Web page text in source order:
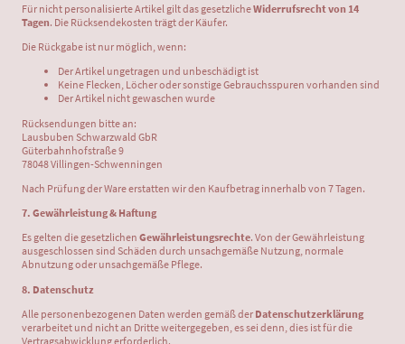
Für nicht personalisierte Artikel gilt das gesetzlicheWiderrufsrecht von 14
Tagen. Die Rücksendekosten trägt der Käufer.
Die Rückgabe ist nur möglich, wenn:
Der Artikel ungetragen und unbeschädigt ist
Keine Flecken, Löcher oder sonstige Gebrauchsspuren vorhanden sind
Der Artikel nicht gewaschen wurde
Rücksendungen bitte an:
Lausbuben Schwarzwald GbR
Güterbahnhofstraße 9
78048 Villingen-Schwenningen
Nach Prüfung der Ware erstatten wir den Kaufbetrag innerhalb von 7 Tagen.
7. Gewährleistung & Haftung
Es gelten die gesetzlichen Gewährleistungsrechte. Von der Gewährleistung
ausgeschlossen sind Schäden durch unsachgemäße Nutzung, normale
Abnutzung oder unsachgemäße Pflege.
8. Datenschutz
Alle personenbezogenen Daten werden gemäß der Datenschutzerklärung
verarbeitet und nicht an Dritte weitergegeben, es sei denn, dies ist für die
Vertragsabwicklung erforderlich.